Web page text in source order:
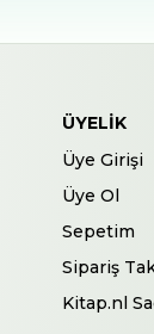
ÜYELIK
Üye Girişi
Üye Ol
Sepetim
Sipariş
Kitap.nl